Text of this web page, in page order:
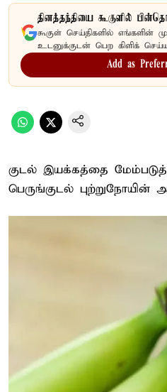
தினத்தந்தியை கூகுளில்
கூகுள் செய்திகளில் எங்களின்
உடனுக்குடன் பெற கிளிக்
Add as
குடல் இயக்கத்தை
பெருங்குடல் புற்றுநோயின்